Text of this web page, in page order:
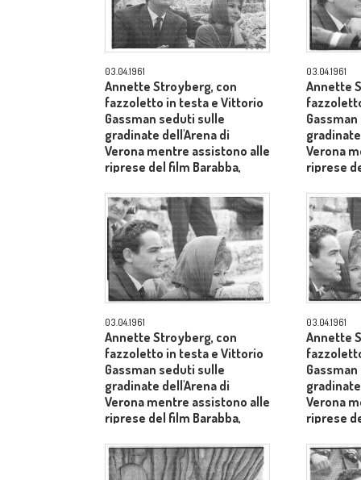
03.04.1961
Annette Stroyberg, con
fazzoletto in testa e Vittorio
Gassman seduti sulle
gradinate dell'Arena di
Verona mentre assistono alle
riprese del film Barabba,
Laurentiis - piano medio
03.04.1961
Annette
Verona
riprese
03.04.1961
Annette Stroyberg, con
fazzoletto in testa e Vittorio
Gassman seduti sulle
gradinate dell'Arena di
Verona mentre assistono alle
riprese del film Barabba,
Laurentiis - primo piano
03.04.1961
Annette
Verona
riprese